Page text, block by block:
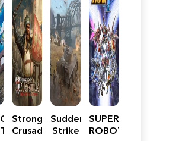
Stronghold
Crusader:
Sudden
Strike
SUPER
ROBOT